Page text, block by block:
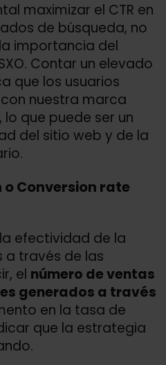
maximizar el CTR en
de búsqueda, no
importancia del
Contar un elevado
que los usuarios
nuestra marca
que puede ser un
del sitio web y de la
Conversion rate
efectividad de la
a través de las
el número de ventas
generados a través
en la tasa de
que la estrategia